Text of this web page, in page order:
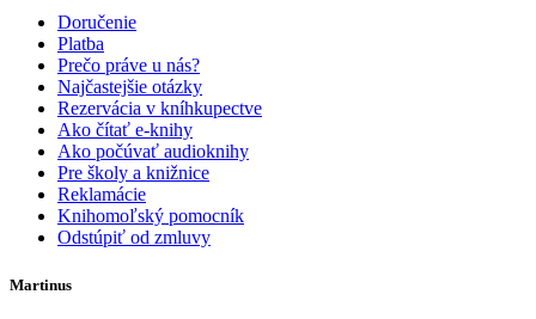
Doručenie
Platba
Prečo práve u nás?
Najčastejšie otázky
Rezervácia v kníhkupectve
Ako čítať e-knihy
Ako počúvať audioknihy
Pre školy a knižnice
Reklamácie
Knihomoľský pomocník
Odstúpiť od zmluvy
Martinus